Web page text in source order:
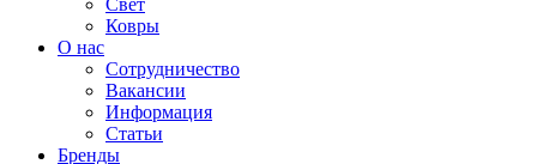
Свет
Ковры
О нас
Сотрудничество
Вакансии
Информация
Статьи
Бренды